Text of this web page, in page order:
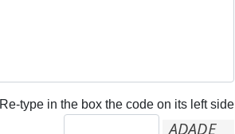
Re-type in the box the code on its left side: